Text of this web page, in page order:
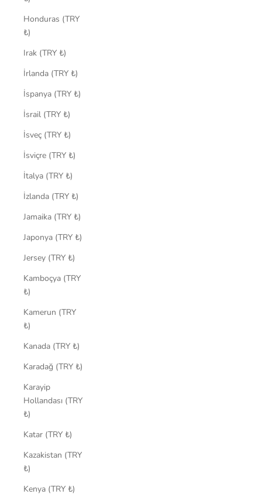
Honduras (TRY
₺)
Irak (TRY ₺)
İrlanda (TRY ₺)
İspanya (TRY ₺)
İsrail (TRY ₺)
İsveç (TRY ₺)
İsviçre (TRY ₺)
İtalya (TRY ₺)
İzlanda (TRY ₺)
Jamaika (TRY ₺)
Japonya (TRY ₺)
Jersey (TRY ₺)
Kamboçya (TRY
₺)
Kamerun (TRY
₺)
Kanada (TRY ₺)
Karadağ (TRY ₺)
Karayip
Hollandası (TRY
₺)
Katar (TRY ₺)
Kazakistan (TRY
₺)
Kenya (TRY ₺)